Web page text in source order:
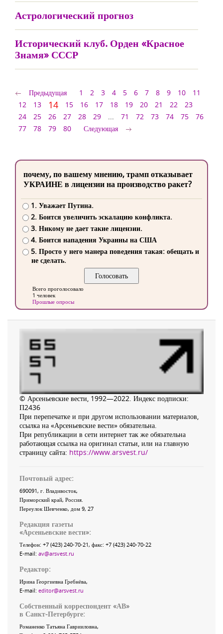
Астрологический прогноз
Исторический клуб. Орден «Красное
Знамя» СССР
Предыдущая 1 2 3 4 5 6 7 8 9 10
11
12
13 14 15 16 17 18 19 20 21 22
23
24
25 26 27 28 29 ... 71 72 73 74 75
76
77
78 79 80 Следующая
почему, по вашему мнению, трамп отказывает
УКРАИНЕ в лицензии на производство ракет?
1. Уважает Путина.
2. Боится увеличить эскалацию конфликта.
3. Никому не дает такие лицензии.
4. Боится нападения Украины на США
5. Просто у него манера поведения такая: обещать и
не сделать.
Всего проголосовало
1 человек
Прошлые опросы
© Арсеньевские вести, 1992—2022. Индекс подписки:
П2436
При перепечатке и при другом использовании материалов,
ссылка на «Арсеньевские вести» обязательна.
При републикации в сети интернет так же обязательна
работающая ссылка на оригинал статьи, или на главную
страницу сайта: https://www.arsvest.ru/
Почтовый адрес:
690091, г. Владивосток,
Приморский край, Россия
Переулок Шевченко, дом 9, 27
Редакция газеты
«Арсеньевские вести»:
Телефон: +7 (423) 240-70-21, факс: +7 (423) 240-70-22
E-mail: av@arsvest.ru
Редактор:
Ирина Георгиевна Гребнёва,
E-mail: editor@arsvest.ru
Собственный корреспондент «АВ»
в Санкт-Петербурге:
Романенко Татьяна Гаврииловна,